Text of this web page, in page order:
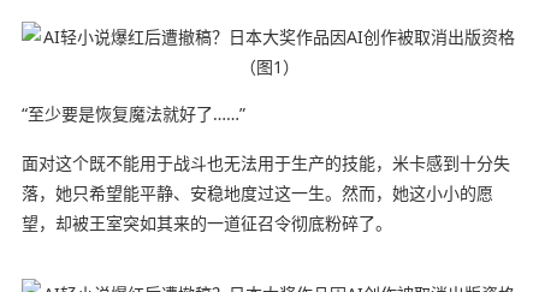
“至少要是恢复魔法就好了……”
面对这个既不能用于战斗也无法用于生产的技能，米卡感到十分失
落，她只希望能平静、安稳地度过这一生。然而，她这小小的愿
望，却被王室突如其来的一道征召令彻底粉碎了。